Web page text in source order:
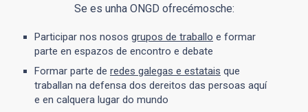
Se es unha ONGD ofrecémosche:
Participar nos nosos grupos de traballo e formar
parte en espazos de encontro e debate
Formar parte de redes galegas e estatais que
traballan na defensa dos dereitos das persoas aquí
e en calquera lugar do mundo